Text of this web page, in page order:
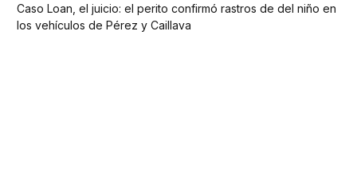
Caso Loan, el juicio: el perito confirmó rastros de del niño en
los vehículos de Pérez y Caillava